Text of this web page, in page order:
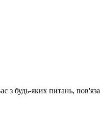
з будь-яких питань,